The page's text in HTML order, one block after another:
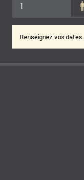
1
Renseignez vos dates.